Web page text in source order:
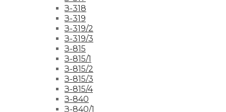
З-318
З-319
З-319/2
З-319/3
З-815
З-815/1
З-815/2
З-815/3
З-815/4
З-840
З-840/1